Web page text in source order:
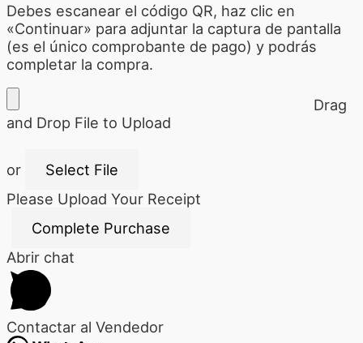
Debes escanear el código QR, haz clic en
«Continuar» para adjuntar la captura de pantalla
(es el único comprobante de pago) y podrás
completar la compra.
Drag
and Drop File to Upload
or
Select File
Please Upload Your Receipt
Abrir chat
Contactar al Vendedor